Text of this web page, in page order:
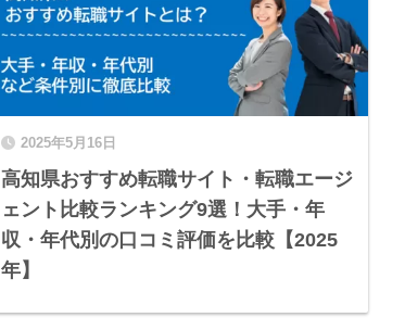
2025年5月16日
高知県おすすめ転職サイト・転職エージ
ェント比較ランキング9選！大手・年
収・年代別の口コミ評価を比較【2025
年】